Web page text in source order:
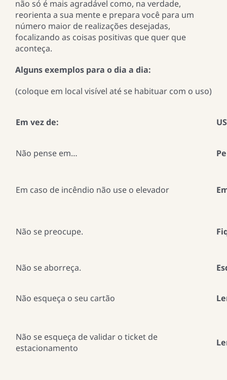
não só é mais agradável como, na verdade,
reorienta a sua mente e prepara você para um
número maior de realizações desejadas,
focalizando as coisas positivas que quer que
aconteça.
Alguns exemplos para o dia a dia:
(coloque em local visível até se habituar com o uso)
Em vez de:
Não pense em…
Em caso de incêndio não use o elevador
Não se preocupe.
Não se aborreça.
Não esqueça o seu cartão
Não se esqueça de validar o ticket de
estacionamento